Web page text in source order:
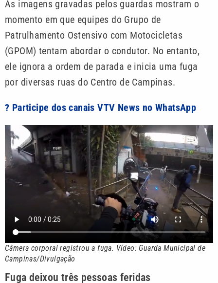
As imagens gravadas pelos guardas mostram o
momento em que equipes do Grupo de
Patrulhamento Ostensivo com Motocicletas
(GPOM) tentam abordar o condutor. No entanto,
ele ignora a ordem de parada e inicia uma fuga
por diversas ruas do Centro de Campinas.
? Participe dos canais VTV News no WhatsApp
Câmera corporal registrou a fuga. Vídeo: Guarda Municipal de
Campinas/Divulgação
Fuga deixou três pessoas feridas